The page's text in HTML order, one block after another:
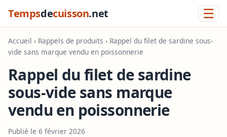
Tempsdecuisson.net ☰
Accueil › Rappels de produits › Rappel du filet de sardine sous-
vide sans marque vendu en poissonnerie
Rappel du filet de sardine
sous-vide sans marque
vendu en poissonnerie
Publié le 6 février 2026